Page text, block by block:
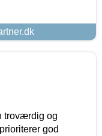
troværdig og
god